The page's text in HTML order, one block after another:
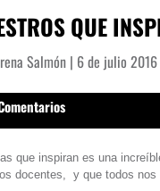
QUE
Salmón | 6 de julio 2016
que inspiran es una
docentes, y que todos nos